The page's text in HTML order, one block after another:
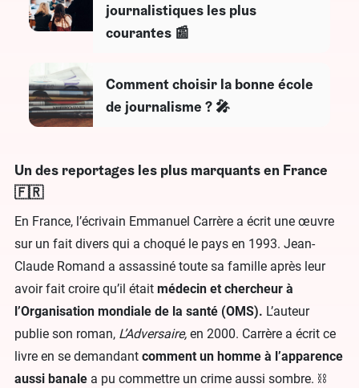
journalistiques les plus
courantes 📰
Comment choisir la bonne école
de journalisme ? 🎤
Un des reportages les plus marquants en France
🇫🇷
En France, l’écrivain Emmanuel Carrère a écrit une œuvre
sur un fait divers qui a choqué le pays en 1993. Jean-
Claude Romand a assassiné toute sa famille après leur
avoir fait croire qu’il était médecin et chercheur à
l’Organisation mondiale de la santé (OMS). L’auteur
publie son roman, L’Adversaire, en 2000. Carrère a écrit ce
livre en se demandant comment un homme à l’apparence
aussi banale a pu commettre un crime aussi sombre. ⛓